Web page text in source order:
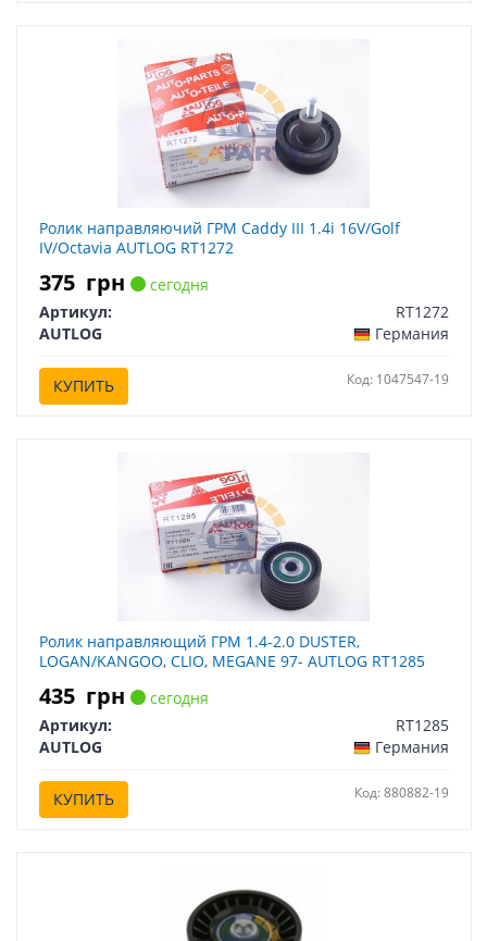
Ролик направляючий ГРМ Caddy III 1.4i 16V/Golf
IV/Octavia AUTLOG RT1272
375 грн
сегодня
Артикул:
RT1272
AUTLOG
Германия
КУПИТЬ Код: 1047547-19
Ролик направляющий ГРМ 1.4-2.0 DUSTER,
LOGAN/KANGOO, CLIO, MEGANE 97- AUTLOG RT1285
435 грн
сегодня
Артикул:
RT1285
AUTLOG
Германия
КУПИТЬ Код: 880882-19